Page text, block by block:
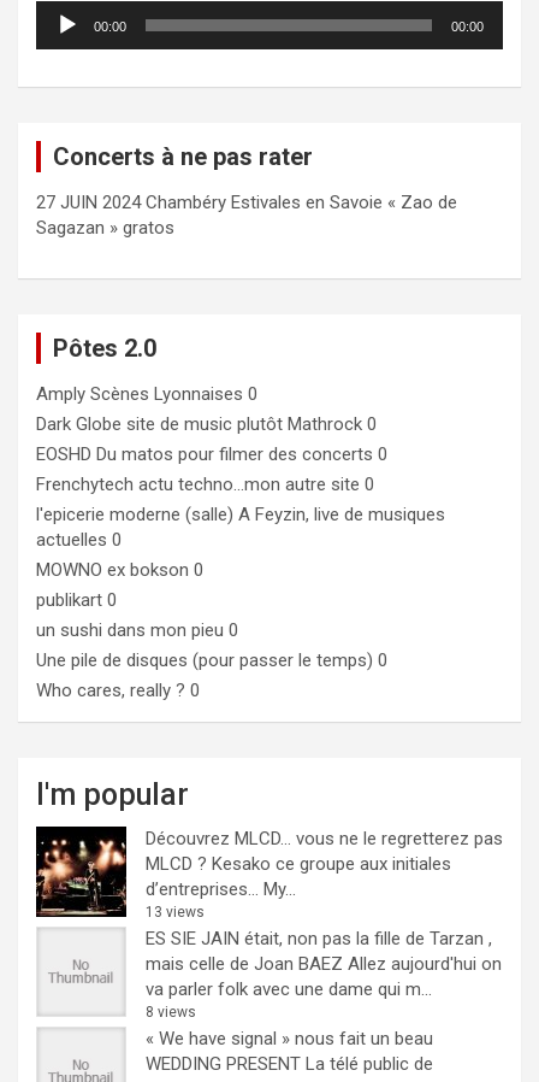
Lecteur
audio
00:00 00:00
Concerts à ne pas rater
27 JUIN 2024 Chambéry Estivales en Savoie « Zao de
Sagazan » gratos
Pôtes 2.0
Amply Scènes Lyonnaises 0
Dark Globe site de music plutôt Mathrock 0
EOSHD Du matos pour filmer des concerts 0
Frenchytech actu techno…mon autre site 0
l'epicerie moderne (salle) A Feyzin, live de musiques
actuelles 0
MOWNO ex bokson 0
publikart 0
un sushi dans mon pieu 0
Une pile de disques (pour passer le temps) 0
Who cares, really ? 0
I'm popular
Découvrez MLCD… vous ne le regretterez pas
MLCD ? Kesako ce groupe aux initiales
d’entreprises… My...
13 views
ES SIE JAIN était, non pas la fille de Tarzan ,
mais celle de Joan BAEZ Allez aujourd'hui on
va parler folk avec une dame qui m...
8 views
« We have signal » nous fait un beau
WEDDING PRESENT La télé public de